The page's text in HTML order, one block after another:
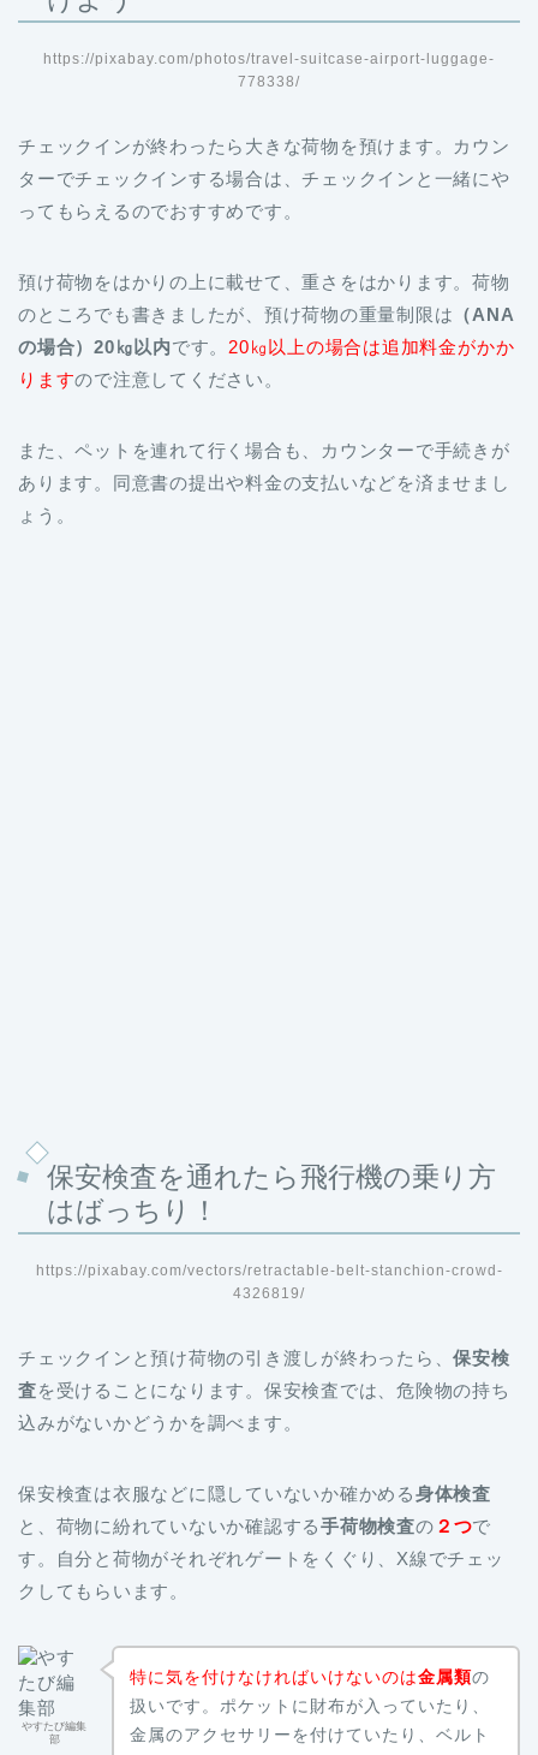
https://pixabay.com/photos/travel-suitcase-airport-luggage-
778338/
チェックインが終わったら大きな荷物を預けます。カウン
ターでチェックインする場合は、チェックインと一緒にや
ってもらえるのでおすすめです。
預け荷物をはかりの上に載せて、重さをはかります。荷物
のところでも書きましたが、預け荷物の重量制限は （ANA
の場合）20㎏以内です。 20㎏以上の場合は追加料金がかか
りますので注意してください。
また、ペットを連れて行く場合も、カウンターで手続きが
あります。同意書の提出や料金の支払いなどを済ませまし
ょう。
保安検査を通れたら飛行機の乗り方
はばっちり！
https://pixabay.com/vectors/retractable-belt-stanchion-crowd-
4326819/
チェックインと預け荷物の引き渡しが終わったら、保安検
査を受けることになります。保安検査では、危険物の持ち
込みがないかどうかを調べます。
保安検査は衣服などに隠していないか確かめる身体検査
と、荷物に紛れていないか確認する手荷物検査の ２つで
す。自分と荷物がそれぞれゲートをくぐり、X線でチェッ
クしてもらいます。
やすたび編集
部
特に気を付けなければいけないのは金属類の
扱いです。ポケットに財布が入っていたり、
金属のアクセサリーを付けていたり、ベルト